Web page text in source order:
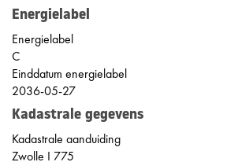
Energielabel
Energielabel
C
Einddatum energielabel
2036-05-27
Kadastrale gegevens
Kadastrale aanduiding
Zwolle I 775